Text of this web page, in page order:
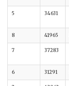
5 34631
8 41965
7 37283
6 31291